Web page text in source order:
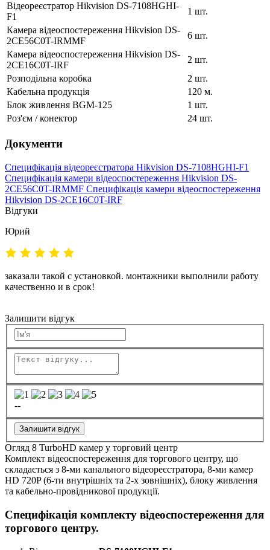
Відеореєстратор Hikvision DS-7108HGHI-
F1
1 шт.
Камера відеоспостереження Hikvision DS-
2CE56C0T-IRMMF
6 шт.
Камера відеоспостереження Hikvision DS-
2CE16C0T-IRF
2 шт.
Розподільна коробка
2 шт.
Кабельна продукція
120 м.
Блок живлення BGM-125
1 шт.
Роз'єм / конектор
24 шт.
Документи
Специфікація відеореєстратора Hikvision DS-7108HGHI-F1
Специфікація камери відеоспостереження Hikvision DS-
2CE56C0T-IRMMF Специфікація камери відеоспостереження
Hikvision DS-2CE16C0T-IRF
Відгуки
Юрий
заказали такой с установкой. монтажники выполнили работу
качественно и в срок!
Залишити відгук
--
Залишити відгук
Огляд 8 TurboHD камер у торговий центр
Комплект відеоспостереження для торгового центру, що
складається з 8-ми канального відеореєстратора, 8-ми камер
HD 720P (6-ти внутрішніх та 2-х зовнішніх), блоку живлення
та кабельно-провідникової продукції.
Специфікація комплекту відеоспостереження для
торгового центру.